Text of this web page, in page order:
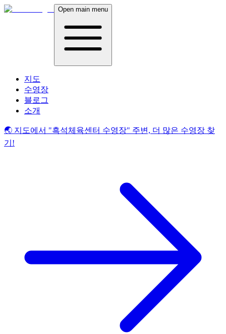
Open main menu
지도
수영장
블로그
소개
🌏 지도에서 "흑석체육센터 수영장" 주변, 더 많은 수영장 찾
기!